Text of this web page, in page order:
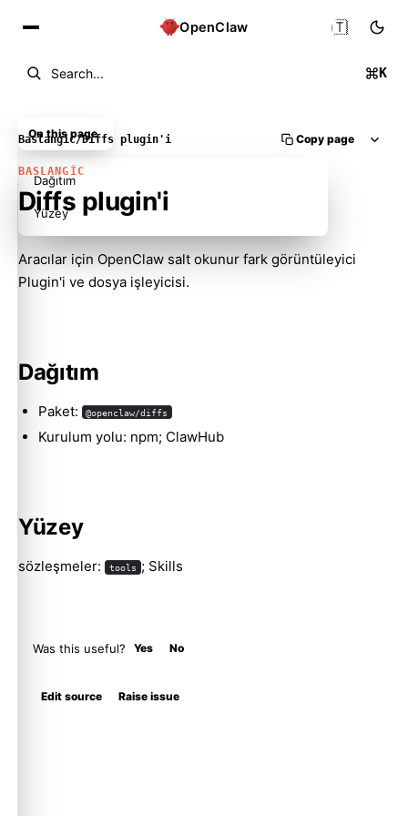
OpenClaw
Search... K
🇹🇷
Baslangic/Diffs plugin'i Copy page
BASLANGIC
Diffs plugin'i
Aracılar için OpenClaw salt okunur fark görüntüleyici
Plugin'i ve dosya işleyicisi.
Dağıtım
Paket: @openclaw/diffs
Kurulum yolu: npm; ClawHub
Yüzey
sözleşmeler: tools ; Skills
Was this useful? Yes No
Edit source Raise issue
On this page
Dağıtım
Yüzey